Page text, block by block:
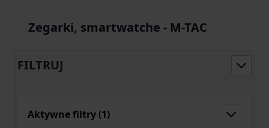
Zegarki, smartwatche - M-TAC
FILTRUJ
Aktywne filtry (1)